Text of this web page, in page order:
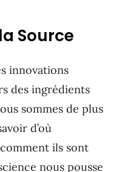
Source
innovations
des ingrédients
sommes de plus
d’où
ils sont
nous pousse